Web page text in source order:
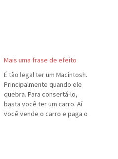
Mais uma frase de efeito
É tão legal ter um Macintosh.
Principalmente quando ele
quebra. Para consertá-lo,
basta você ter um carro. Aí
você vende o carro e paga o